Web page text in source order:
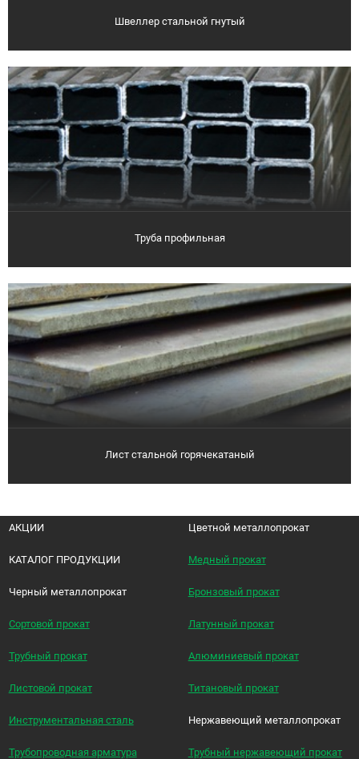
Швеллер стальной гнутый
Труба профильная
Лист стальной горячекатаный
АКЦИИ
КАТАЛОГ ПРОДУКЦИИ
Черный металлопрокат
Сортовой прокат
Трубный прокат
Листовой прокат
Инструментальная сталь
Трубопроводная арматура
Цветной металлопрокат
Медный прокат
Бронзовый прокат
Латунный прокат
Алюминиевый прокат
Титановый прокат
Нержавеющий металлопрокат
Трубный нержавеющий прокат